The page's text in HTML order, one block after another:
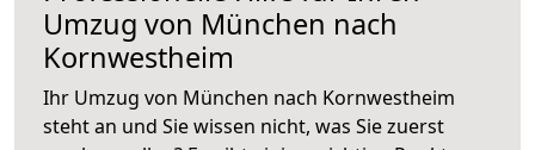
Umzug von München nach
Kornwestheim
Ihr Umzug von München nach Kornwestheim
steht an und Sie wissen nicht, was Sie zuerst